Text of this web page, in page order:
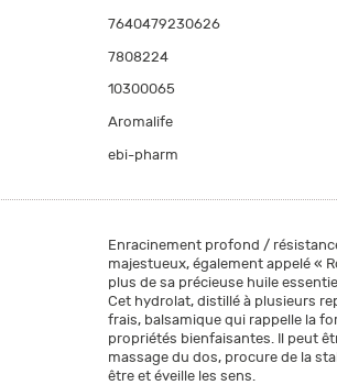
7640479230626
7808224
10300065
Aromalife
ebi-pharm
Enracinement profond /
majestueux, également appelé «
plus de sa précieuse huile
Cet hydrolat, distillé à plusieurs
frais, balsamique qui rappelle la
propriétés bienfaisantes. Il peut
massage du dos, procure de la
être et éveille les sens.